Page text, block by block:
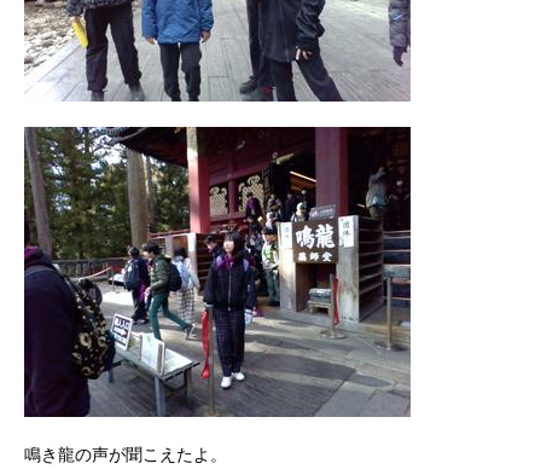
鳴き龍の声が聞こえたよ。